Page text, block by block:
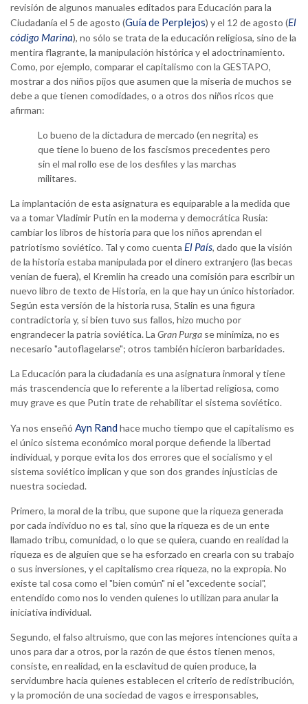
revisión de algunos manuales editados para Educación para la
Ciudadanía el 5 de agosto (Guía de Perplejos) y el 12 de agosto (El
código Marina), no sólo se trata de la educación religiosa, sino de la
mentira flagrante, la manipulación histórica y el adoctrinamiento.
Como, por ejemplo, comparar el capitalismo con la GESTAPO,
mostrar a dos niños pijos que asumen que la miseria de muchos se
debe a que tienen comodidades, o a otros dos niños ricos que
afirman:
Lo bueno de la dictadura de mercado (en negrita) es
que tiene lo bueno de los fascismos precedentes pero
sin el mal rollo ese de los desfiles y las marchas
militares.
La implantación de esta asignatura es equiparable a la medida que
va a tomar Vladimir Putin en la moderna y democrática Rusia:
cambiar los libros de historia para que los niños aprendan el
patriotismo soviético. Tal y como cuenta El País, dado que la visión
de la historia estaba manipulada por el dinero extranjero (las becas
venían de fuera), el Kremlin ha creado una comisión para escribir un
nuevo libro de texto de Historia, en la que hay un único historiador.
Según esta versión de la historia rusa, Stalin es una figura
contradictoria y, si bien tuvo sus fallos, hizo mucho por
engrandecer la patria soviética. La Gran Purga se minimiza, no es
necesario "autoflagelarse"; otros también hicieron barbaridades.
La Educación para la ciudadanía es una asignatura inmoral y tiene
más trascendencia que lo referente a la libertad religiosa, como
muy grave es que Putin trate de rehabilitar el sistema soviético.
Ya nos enseñó Ayn Rand hace mucho tiempo que el capitalismo es
el único sistema económico moral porque defiende la libertad
individual, y porque evita los dos errores que el socialismo y el
sistema soviético implican y que son dos grandes injusticias de
nuestra sociedad.
Primero, la moral de la tribu, que supone que la riqueza generada
por cada individuo no es tal, sino que la riqueza es de un ente
llamado tribu, comunidad, o lo que se quiera, cuando en realidad la
riqueza es de alguien que se ha esforzado en crearla con su trabajo
o sus inversiones, y el capitalismo crea riqueza, no la expropia. No
existe tal cosa como el "bien común" ni el "excedente social",
entendido como nos lo venden quienes lo utilizan para anular la
iniciativa individual.
Segundo, el falso altruismo, que con las mejores intenciones quita a
unos para dar a otros, por la razón de que éstos tienen menos,
consiste, en realidad, en la esclavitud de quien produce, la
servidumbre hacia quienes establecen el criterio de redistribución,
y la promoción de una sociedad de vagos e irresponsables,